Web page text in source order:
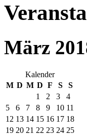
März
Kalender
M D M D F S
S
1
2 3
4
5
6 7 8 9 10 11
12 13 14 15 16 17 18
19 20 21 22 23 24 25